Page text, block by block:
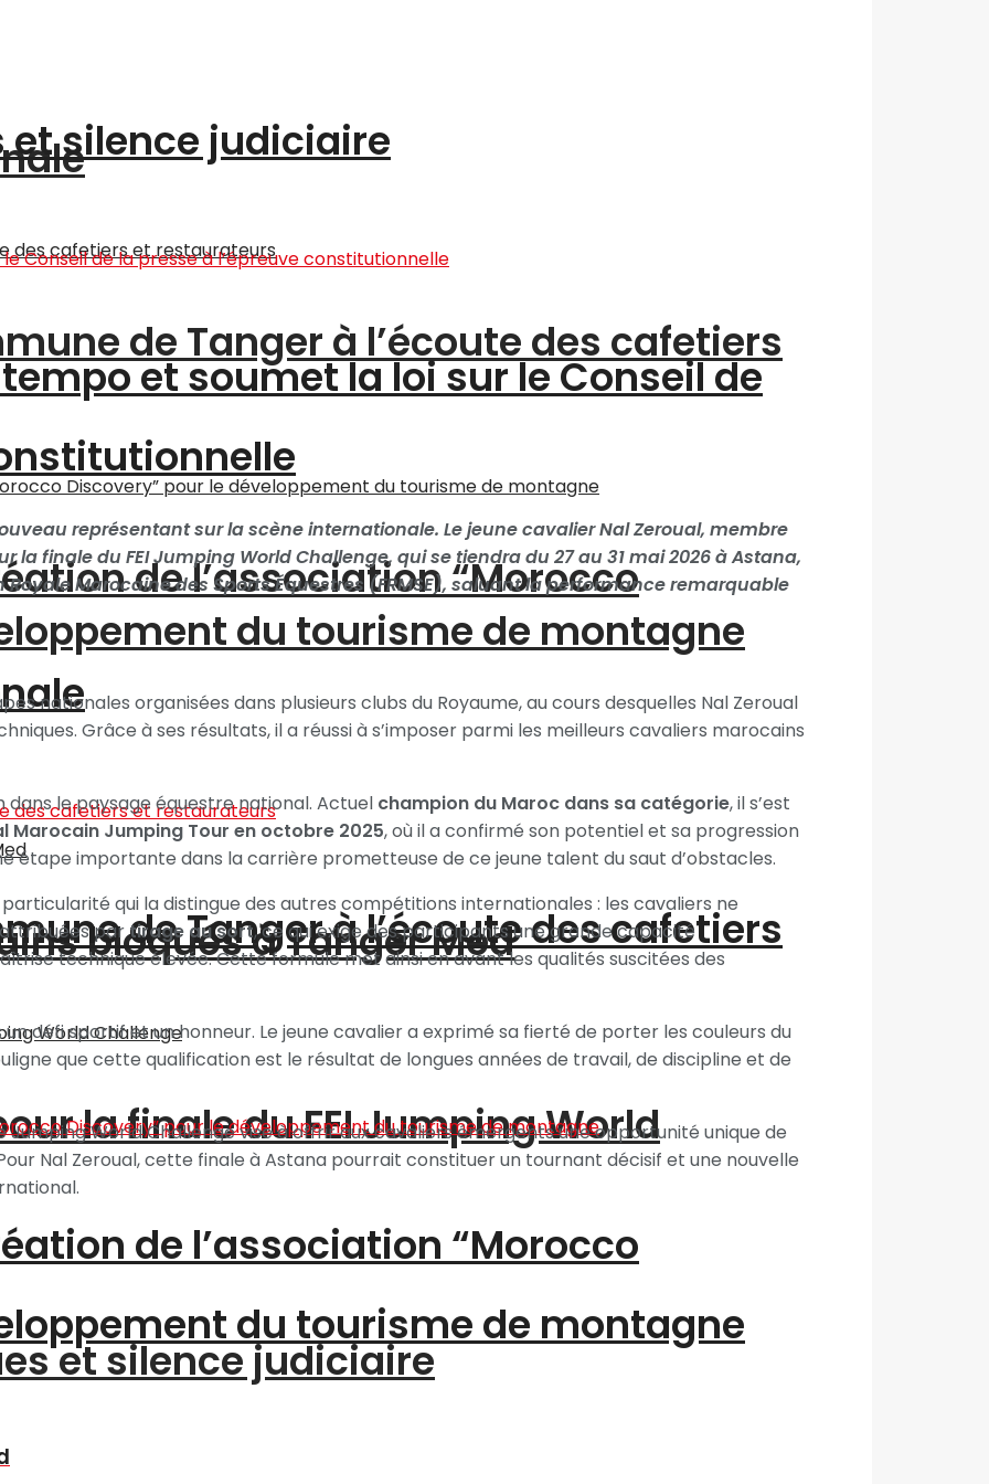
de Tanger à l’écoute des cafetiers
de l’association “Morocco
du tourisme de montagne
bloqués à Tanger Med
la finale du FEI Jumping World
et silence judiciaire
silence judiciaire
et soumet la loi sur le Conseil de
de Tanger à l’écoute des cafetiers
de l’association “Morocco
du tourisme de montagne
sur la scène internationale. Le jeune cavalier Nal Zeroual, membre
la finale du FEI Jumping World Challenge, qui se tiendra du 27 au 31 mai 2026 à Astana,
Marocaine des Sports Équestres (FRMSE), saluant la performance remarquable
nationales organisées dans plusieurs clubs du Royaume, au cours desquelles Nal Zeroual
Grâce à ses résultats, il a réussi à s’imposer parmi les meilleurs cavaliers marocains
dans le paysage équestre national. Actuel champion du Maroc dans sa catégorie, il s’est
Marocain Jumping Tour en octobre 2025, où il a confirmé son potentiel et sa progression
étape importante dans la carrière prometteuse de ce jeune talent du saut d’obstacles.
qui la distingue des autres compétitions internationales : les cavaliers ne
attribuées partirage au sort, ce qui exige des participants une grande capacité
technique élevée. Cette formule met ainsi en avant les qualités suscitées des
défi sportif et un honneur. Le jeune cavalier a exprimé sa fierté de porter les couleurs du
que cette qualification est le résultat de longues années de travail, de discipline et de
Jumping World Challenge vise à offrir aux cavaliers émergents une opportunité unique de
Nal Zeroual, cette finale à Astana pourrait constituer un tournant décisif et une nouvelle